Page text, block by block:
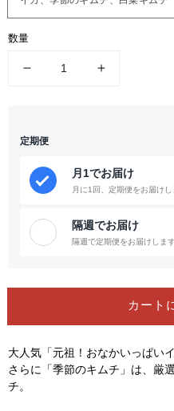
数量
便.B
イ
カ
ム
チ
明
子
白
【
イ
カ
ム
チ
明
子
白
定期便
月1でお届け
月に1回、定期便をお届けし
隔週でお届け
隔週で定期便をお届けします
カート
大人気「元祖！おなかいっぱい
さらに「季節のキムチ」は、厳
チ。